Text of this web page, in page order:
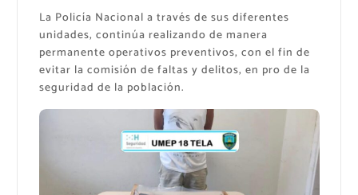
La Policía Nacional a través de sus diferentes
unidades, continúa realizando de manera
permanente operativos preventivos, con el fin de
evitar la comisión de faltas y delitos, en pro de la
seguridad de la población.